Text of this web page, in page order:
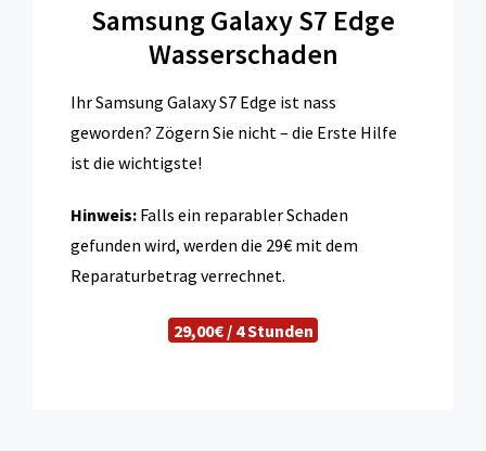
Samsung Galaxy S7 Edge
Wasserschaden
Ihr Samsung Galaxy S7 Edge ist nass
geworden? Zögern Sie nicht – die Erste Hilfe
ist die wichtigste!
Hinweis: Falls ein reparabler Schaden
gefunden wird, werden die 29€ mit dem
Reparaturbetrag verrechnet.
29,00€ / 4 Stunden